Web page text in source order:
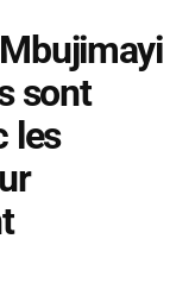
sont
les